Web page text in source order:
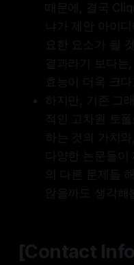
때문에, 결국
냐가 제안 아이
요한 요소가 될
결과라기 보다는
효능이 더욱 크
하지만, 기존 그
적인 고차원 토
하는 것의 가치
다양한 논문들이
의 다른 문제들
않을까도 생각해
[Contact